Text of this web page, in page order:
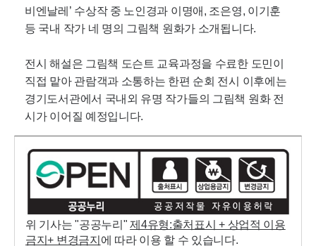
비엔날레’ 수상작 중 노인경과 이명애, 조은영, 이기훈
등 국내 작가 네 명의 그림책 원화가 소개됩니다.
전시 해설은 그림책 도슨트 교육과정을 수료한 도민이
직접 맡아 관람객과 소통하는 한편 순회 전시 이후에는
경기도서관에서 국내외 유명 작가들의 그림책 원화 전
시가 이어질 예정입니다.
위 기사는 "공공누리"제4유형:출처표시 + 상업적 이용
금지+ 변경금지 에 따라 이용 할 수 있습니다.